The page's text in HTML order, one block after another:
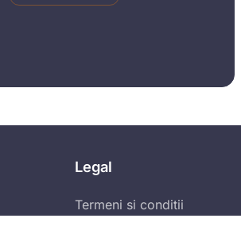
Legal
Termeni si conditii